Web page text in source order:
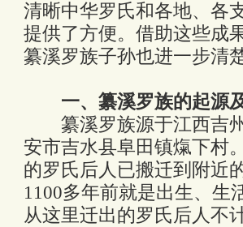
清晰中华罗氏和各地、各
提供了方便。借助这些成
纂溪罗族子孙也进一步清
一、纂溪罗族的起源
纂溪罗族源于江西吉州
安市吉水县阜田镇熂下村
的罗氏后人已搬迁到附近
1100多年前就是出生、生
从这里迁出的罗氏后人不